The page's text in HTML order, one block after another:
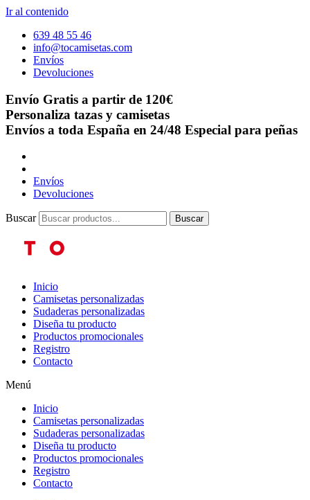
Ir al contenido
639 48 55 46
info@tocamisetas.com
Envíos
Devoluciones
Envío Gratis a partir de 120€
Personaliza tazas y camisetas
Envíos a toda España en 24/48 Especial para peñas
Envíos
Devoluciones
Buscar Buscar
Inicio
Camisetas personalizadas
Sudaderas personalizadas
Diseña tu producto
Productos promocionales
Registro
Contacto
Menú
Inicio
Camisetas personalizadas
Sudaderas personalizadas
Diseña tu producto
Productos promocionales
Registro
Contacto